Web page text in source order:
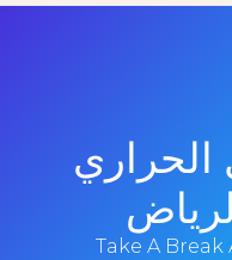
Take A